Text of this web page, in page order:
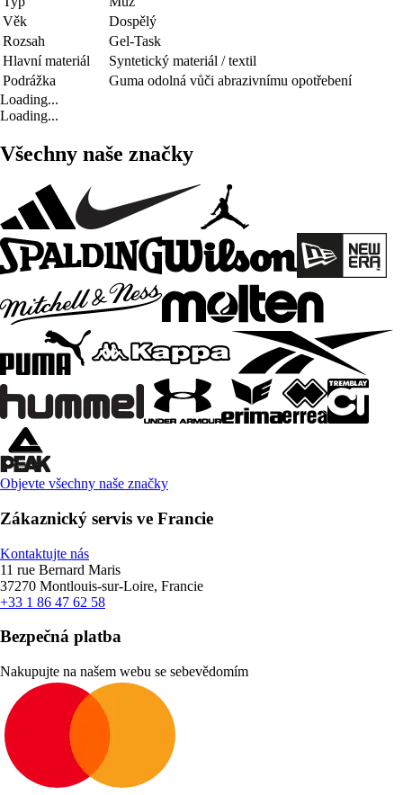
Věk
Dospělý
Rozsah
Gel-Task
Hlavní materiál
Syntetický materiál / textil
Podrážka
Guma odolná vůči abrazivnímu opotřebení
Loading...
Loading...
Všechny naše značky
Objevte všechny naše značky
Zákaznický servis ve Francie
Kontaktujte nás
11 rue Bernard Maris
37270 Montlouis-sur-Loire, Francie
+33 1 86 47 62 58
Bezpečná platba
Nakupujte na našem webu se sebevědomím